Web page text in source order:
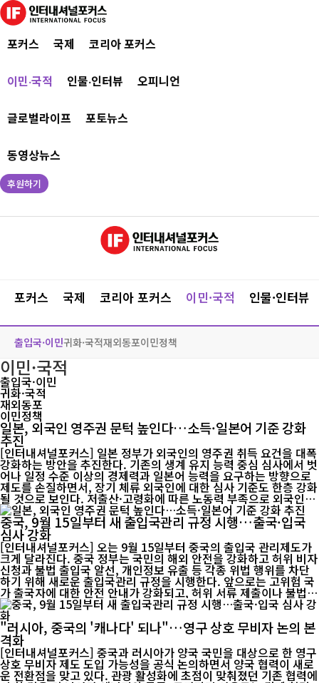
포커스 국제 코리아 포커스
이민·국적 인물·인터뷰 오피니언
글로벌라이프 포토뉴스
동영상뉴스
후원하기
포커스 국제 코리아 포커스 이민·국적 인물·인터뷰
출입국·이민귀화·국적재외동포이민정책
이민·국적
출입국·이민
귀화·국적
재외동포
이민정책
일본, 외국인 영주권 문턱 높인다…소득·일본어 기준 강화
추진
[인터내셔널포커스] 일본 정부가 외국인의 영주권 취득 요건을 대폭
강화하는 방안을 추진한다. 기존의 생계 유지 능력 중심 심사에서 벗
어나 일정 수준 이상의 경제력과 일본어 능력을 요구하는 방향으로
제도를 손질하면서, 장기 체류 외국인에 대한 심사 기준도 한층 강화
될 것으로 보인다. 저출산·고령화에 따른 노동력 부족으로 외국인
유입은 확대하면서도 영주권 심사는 더욱 엄격하게 관리하려는 정책
기조가 뚜렷해지고 있다는 분석이 나온다. 일본 출입국재류관리청
은 4일 외국인 영주허가 신청에 관한 새로운 가이드라인 개정안을
공개했다. 개정안은 영주권 신청자의 경제적 자립 능력과 사회 적응
능력을 보다 엄격하게 평가하는 데 초점을 맞췄다. 가장 큰 변화는
경제적 요건이다. 현행 기준은 '독립적으로 생계를 유지할 수 있는
능력'을 요구하지만, 개정안은 이를 '일본 일반 가구의 평균 수준에
미치지 않는 경제적 기반을 갖출 것'...
중국, 9월 15일부터 새 출입국관리 규정 시행…출국·입국
심사 강화
[인터내셔널포커스] 오는 9월 15일부터 중국의 출입국 관리제도가
크게 달라진다. 중국 정부는 국민의 해외 안전을 강화하고 허위 비자
신청과 불법 출입국 알선, 개인정보 유출 등 각종 위법 행위를 차단
하기 위해 새로운 출입국관리 규정을 시행한다. 앞으로는 고위험 국
가 출국자에 대한 안전 안내가 강화되고, 허위 서류 제출이나 불법
중개 행위에 대한 처벌도 한층 엄격해질 전망이다. 중국 국무원이 발
표한 새 규정은 출국·입국 심사뿐 아니라 비자 발급, 체류 관리, 출입
국 중개업 운영 기준까지 폭넓게 정비한 것이 특징이다. 이번 제도의
핵심은 ▲중국 국민의 해외 안전관리 강화 ▲출입국 신청의 진위 확
인 강화 ▲외국인의 입국 심사 강화 ▲출입국 중개업 관리체계 구축
등 네 가지로 요약된다. 우선 정부는 해외 전쟁이나 무력충돌, 테러,
사회 불안, 자연재해, 감염병 확산 등 위험 상황을 종합적으...
"러시아, 중국의 '캐나다' 되나"…영구 상호 무비자 논의 본
격화
[인터내셔널포커스] 중국과 러시아가 양국 국민을 대상으로 한 영구
상호 무비자 제도 도입 가능성을 공식 논의하면서 양국 협력이 새로
운 전환점을 맞고 있다. 관광 활성화에 초점이 맞춰졌던 기존 협력에